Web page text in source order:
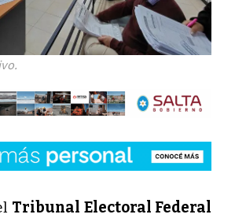
Tribunal Electoral Federal